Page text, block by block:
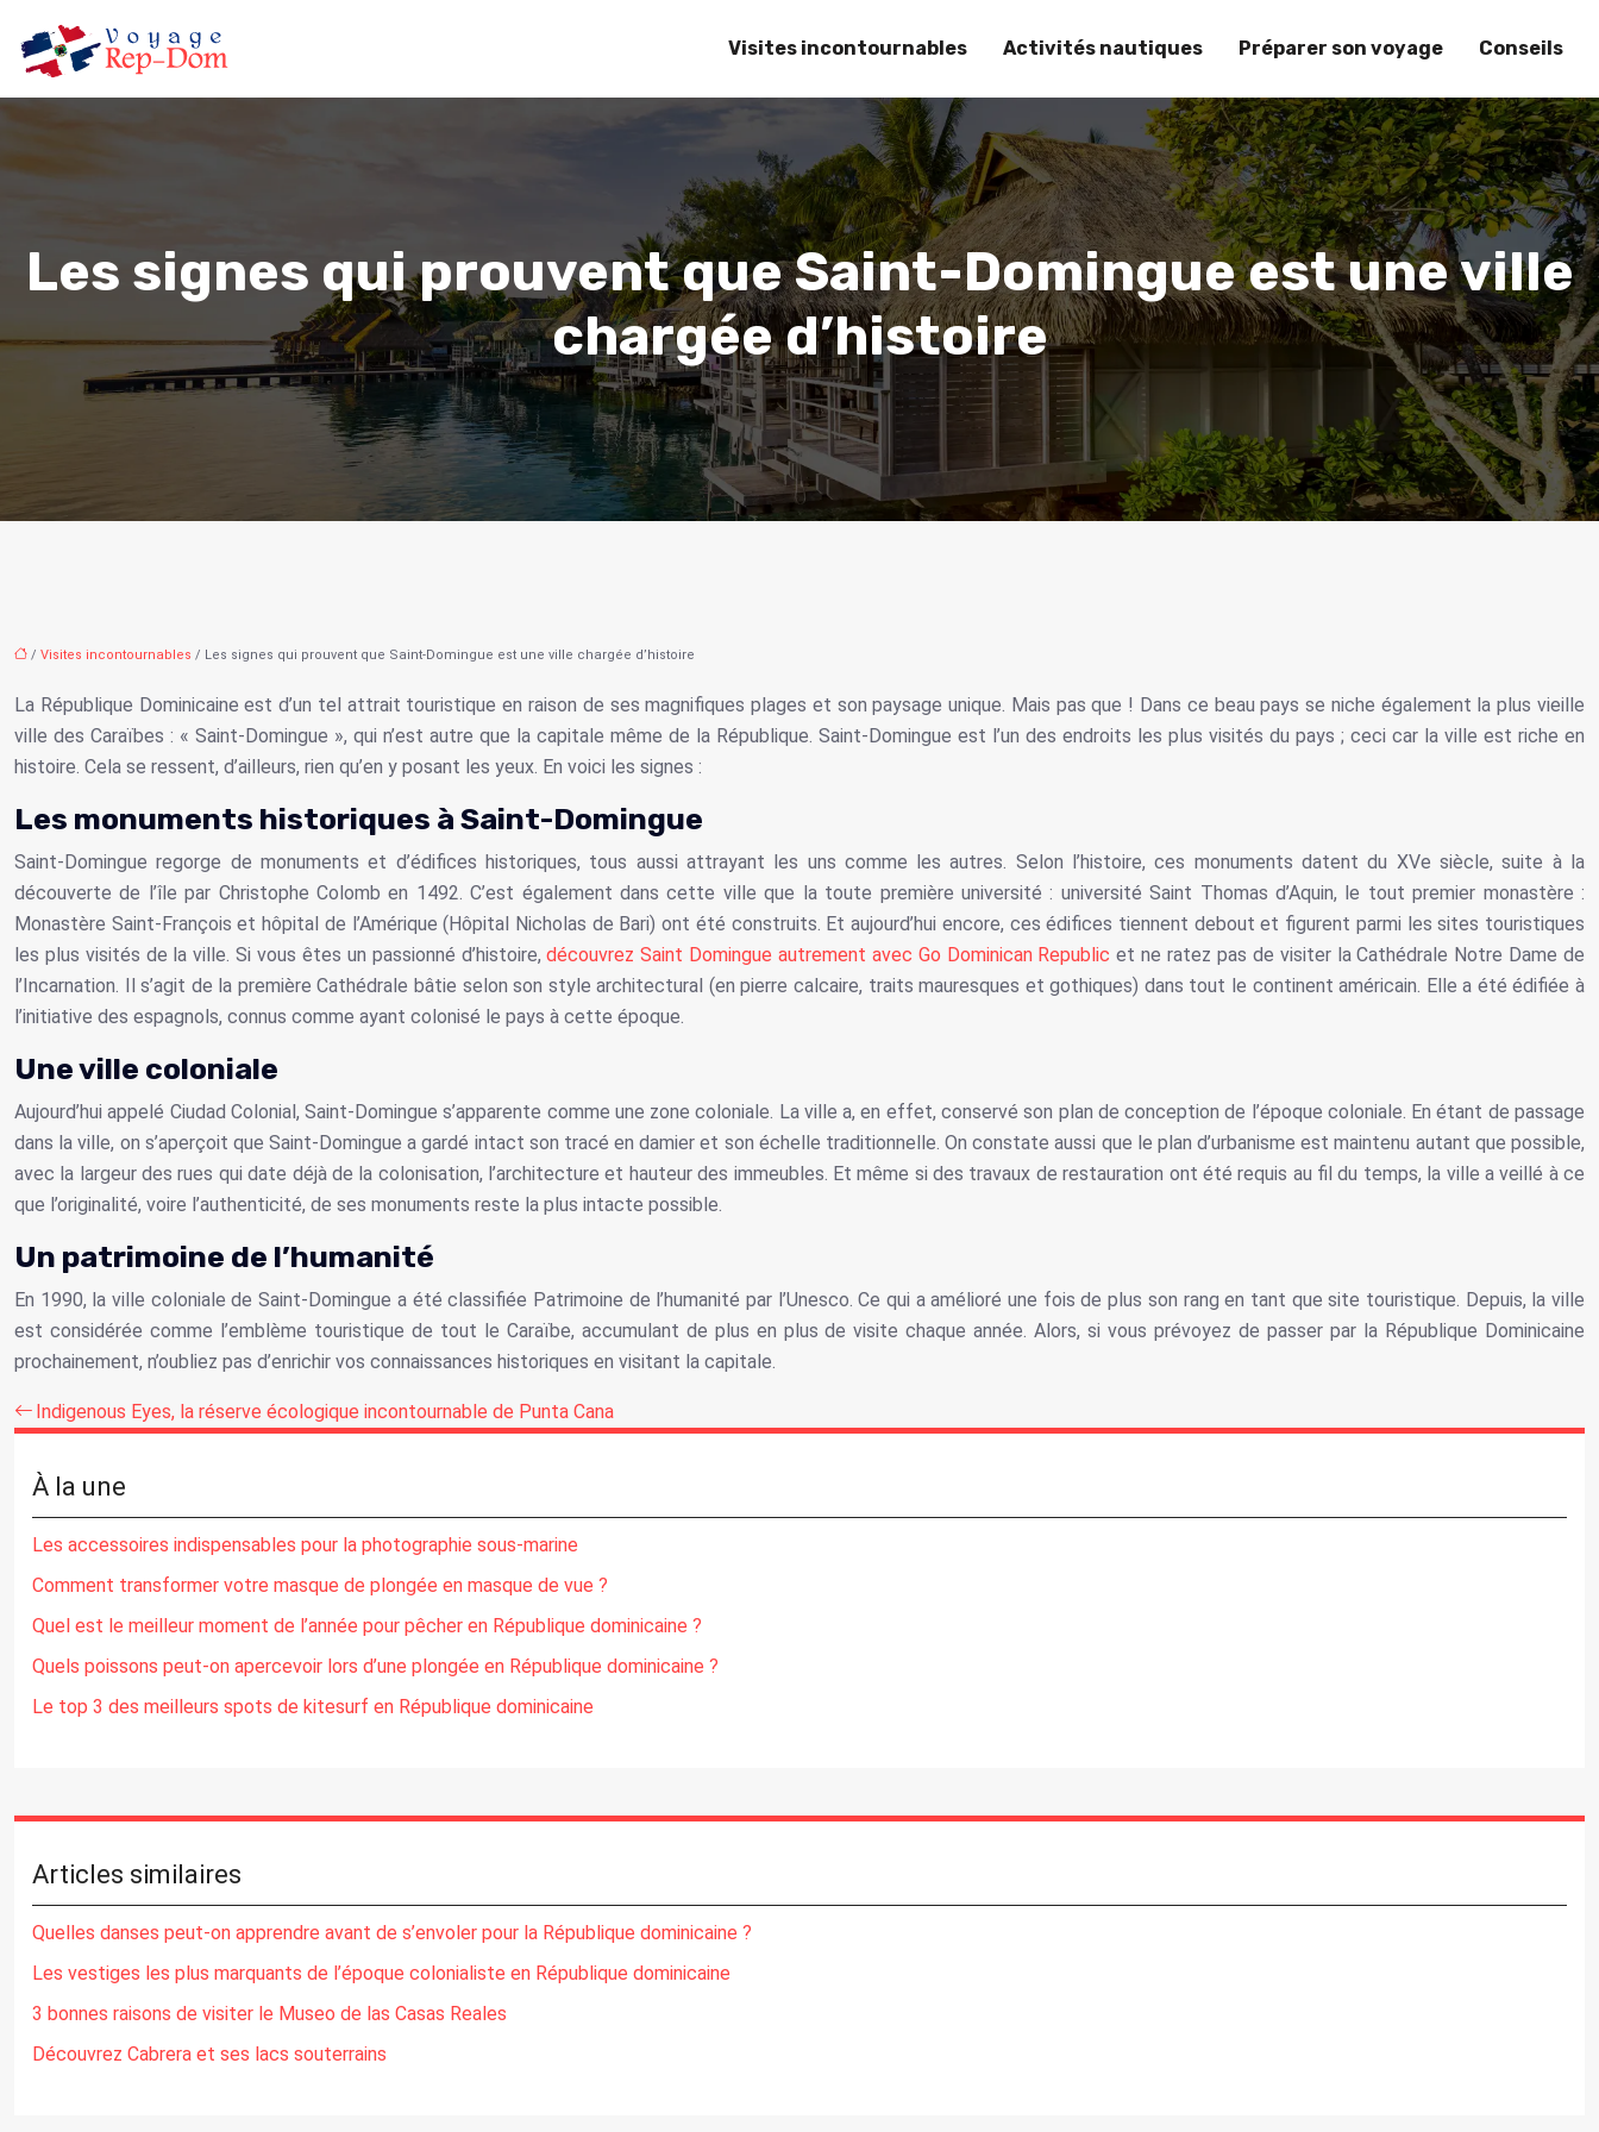
Visites incontournables Activités nautiques Préparer son voyage Conseils
Les signes qui prouvent que Saint-Domingue est une ville
chargée d’histoire
/ Visites incontournables / Les signes qui prouvent que Saint-Domingue est une ville chargée d’histoire
La République Dominicaine est d’un tel attrait touristique en raison de ses magnifiques plages et son paysage unique. Mais pas que ! Dans ce beau pays se niche également la plus vieille
ville des Caraïbes : « Saint-Domingue », qui n’est autre que la capitale même de la République. Saint-Domingue est l’un des endroits les plus visités du pays ; ceci car la ville est riche en
histoire. Cela se ressent, d’ailleurs, rien qu’en y posant les yeux. En voici les signes :
Les monuments historiques à Saint-Domingue
Saint-Domingue regorge de monuments et d’édifices historiques, tous aussi attrayant les uns comme les autres. Selon l’histoire, ces monuments datent du XVe siècle, suite à la
découverte de l’île par Christophe Colomb en 1492. C’est également dans cette ville que la toute première université : université Saint Thomas d’Aquin, le tout premier monastère :
Monastère Saint-François et hôpital de l’Amérique (Hôpital Nicholas de Bari) ont été construits. Et aujourd’hui encore, ces édifices tiennent debout et figurent parmi les sites touristiques
les plus visités de la ville. Si vous êtes un passionné d’histoire,découvrez Saint Domingue autrement avec Go Dominican Republic et ne ratez pas de visiter la Cathédrale Notre Dame de
l’Incarnation. Il s’agit de la première Cathédrale bâtie selon son style architectural (en pierre calcaire, traits mauresques et gothiques) dans tout le continent américain. Elle a été édifiée à
l’initiative des espagnols, connus comme ayant colonisé le pays à cette époque.
Une ville coloniale
Aujourd’hui appelé Ciudad Colonial, Saint-Domingue s’apparente comme une zone coloniale. La ville a, en effet, conservé son plan de conception de l’époque coloniale. En étant de passage
dans la ville, on s’aperçoit que Saint-Domingue a gardé intact son tracé en damier et son échelle traditionnelle. On constate aussi que le plan d’urbanisme est maintenu autant que possible,
avec la largeur des rues qui date déjà de la colonisation, l’architecture et hauteur des immeubles. Et même si des travaux de restauration ont été requis au fil du temps, la ville a veillé à ce
que l’originalité, voire l’authenticité, de ses monuments reste la plus intacte possible.
Un patrimoine de l’humanité
En 1990, la ville coloniale de Saint-Domingue a été classifiée Patrimoine de l’humanité par l’Unesco. Ce qui a amélioré une fois de plus son rang en tant que site touristique. Depuis, la ville
est considérée comme l’emblème touristique de tout le Caraïbe, accumulant de plus en plus de visite chaque année. Alors, si vous prévoyez de passer par la République Dominicaine
prochainement, n’oubliez pas d’enrichir vos connaissances historiques en visitant la capitale.
Indigenous Eyes, la réserve écologique incontournable de Punta Cana
À la une
Les accessoires indispensables pour la photographie sous-marine
Comment transformer votre masque de plongée en masque de vue ?
Quel est le meilleur moment de l’année pour pêcher en République dominicaine ?
Quels poissons peut-on apercevoir lors d’une plongée en République dominicaine ?
Le top 3 des meilleurs spots de kitesurf en République dominicaine
Articles similaires
Quelles danses peut-on apprendre avant de s’envoler pour la République dominicaine ?
Les vestiges les plus marquants de l’époque colonialiste en République dominicaine
3 bonnes raisons de visiter le Museo de las Casas Reales
Découvrez Cabrera et ses lacs souterrains